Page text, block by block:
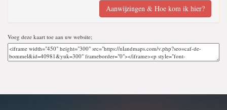
Aanwijzingen & Hoe kom ik hier?
Voeg deze kaart toe aan uw website;